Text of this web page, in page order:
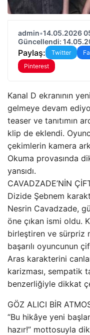
admin•14.05.2026
Güncellendi:
Paylaş: Twitter
Pinterest
Kanal D ekranının
gelmeye devam
teaser ve tanıtımın
klip de eklendi.
çekimlerin kamera
Okuma provasında
yansıdı.
CAVADZADE’NİN
Dizide Şebnem
Nesrin Cavadzade,
öne çıkan ismi oldu.
birleştiren ve sürpriz
başarılı oyuncunun
Aras karakterini
karizması, sempatik
benzerliğiyle dikkat
GÖZ ALICI BİR
“Bu hikâye yeni
hazır!” mottosuyla